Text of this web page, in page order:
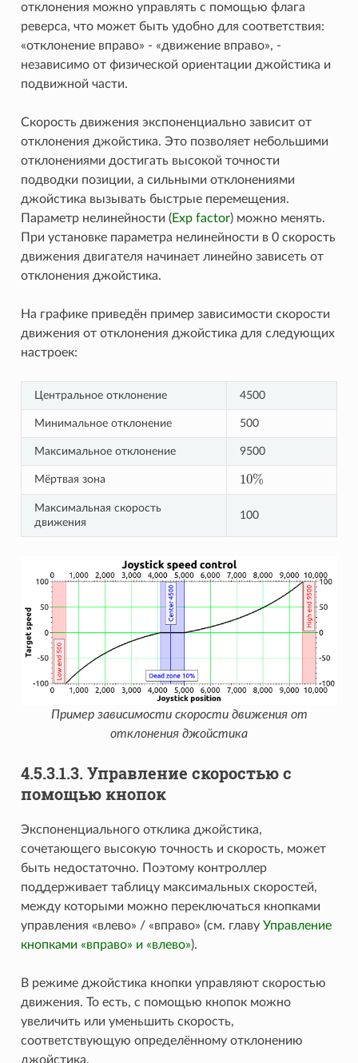
отклонения можно управлять с помощью флага
реверса, что может быть удобно для соответствия:
«отклонение вправо» - «движение вправо», -
независимо от физической ориентации джойстика и
подвижной части.
Скорость движения экспоненциально зависит от
отклонения джойстика. Это позволяет небольшими
отклонениями достигать высокой точности
подводки позиции, а сильными отклонениями
джойстика вызывать быстрые перемещения.
Параметр нелинейности (Exp factor) можно менять.
При установке параметра нелинейности в 0 скорость
движения двигателя начинает линейно зависеть от
отклонения джойстика.
На графике приведён пример зависимости скорости
движения от отклонения джойстика для следующих
настроек:
Центральное отклонение 4500
Минимальное отклонение 500
Максимальное отклонение 9500
Мёртвая зона 10%
10%
Максимальная скорость
движения
100
Пример зависимости скорости движения от
отклонения джойстика
4.5.3.1.3. Управление скоростью с
помощью кнопок
Экспоненциального отклика джойстика,
сочетающего высокую точность и скорость, может
быть недостаточно. Поэтому контроллер
поддерживает таблицу максимальных скоростей,
между которыми можно переключаться кнопками
управления «влево» / «вправо» (см. главу Управление
кнопками «вправо» и «влево»).
В режиме джойстика кнопки управляют скоростью
движения. То есть, с помощью кнопок можно
увеличить или уменьшить скорость,
соответствующую определённому отклонению
джойстика.